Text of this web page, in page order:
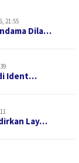
21:55
Dila…
Ident…
Lay…